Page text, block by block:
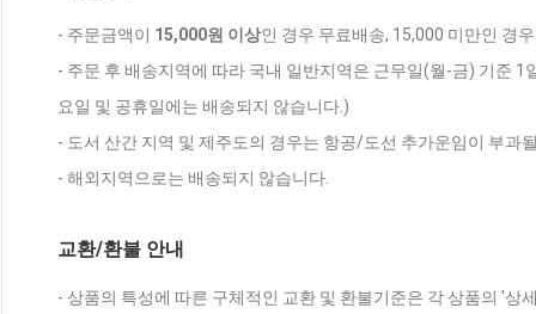
- 주문금액이 15,000원 이상인 경우 무료배송, 15,000 미만인 경
- 주문 후 배송지역에 따라 국내 일반지역은 근무일(월-금) 기준
요일 및 공휴일에는 배송되지 않습니다.)
- 도서 산간 지역 및 제주도의 경우는 항공/도선 추가운임이 부과
- 해외지역으로는 배송되지 않습니다.
교환/환불 안내
- 상품의 특성에 따른 구체적인 교환 및 환불기준은 각 상품의 '상